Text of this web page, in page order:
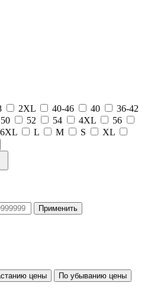
2XL 40-46 40
36-42
50 52 54 4XL
56
6XL L M S
XL
Применить
цены
По убыванию цены